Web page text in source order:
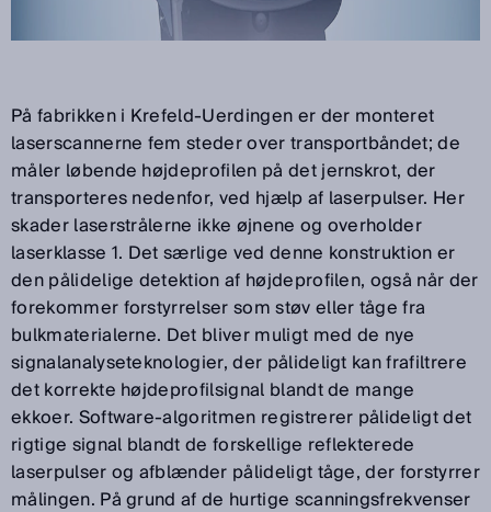
På fabrikken i Krefeld-Uerdingen er der monteret
laserscannerne fem steder over transportbåndet; de
måler løbende højdeprofilen på det jernskrot, der
transporteres nedenfor, ved hjælp af laserpulser. Her
skader laserstrålerne ikke øjnene og overholder
laserklasse 1. Det særlige ved denne konstruktion er
den pålidelige detektion af højdeprofilen, også når der
forekommer forstyrrelser som støv eller tåge fra
bulkmaterialerne. Det bliver muligt med de nye
signalanalyseteknologier, der pålideligt kan frafiltrere
det korrekte højdeprofilsignal blandt de mange
ekkoer. Software-algoritmen registrerer pålideligt det
rigtige signal blandt de forskellige reflekterede
laserpulser og afblænder pålideligt tåge, der forstyrrer
målingen. På grund af de hurtige scanningsfrekvenser